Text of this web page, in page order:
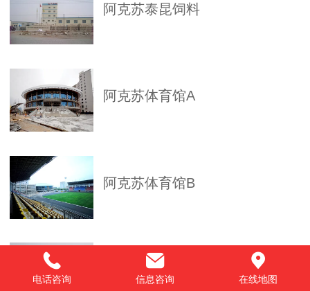
阿克苏泰昆饲料
阿克苏体育馆A
阿克苏体育馆B
阿克苏益元油脂
电话咨询 信息咨询 在线地图